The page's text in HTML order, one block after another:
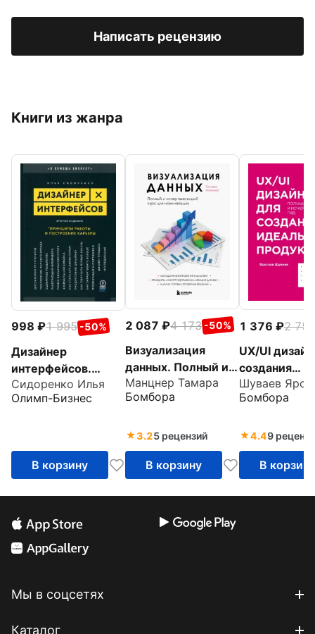
Написать рецензию
Книги из жанра
998 1 995 -50%
Дизайнер
интерфейсов.
Принципы работы
и построение
Сидоренко Илья
Олимп-Бизнес
В корзину
2 087 4 173 -50%
Визуализация
данных. Полный и
исчерпывающий
курс для
Манцнер Тамара
Бомбора
3.25 рецензий
В корзину
1 376
2 751
UX/UI
создания
идеального
продукта.
гид
Бомбора
4.49
В корзину
Мы в соцсетях
Каталог